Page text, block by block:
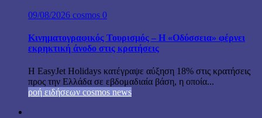
09/08/2026 cosmos 0
Κινηματογραφικός Τουρισμός – Η «Οδύσσεια» φέρνει
εκρηκτική άνοδο στις κρατήσεις
Η EasyJet Holidays κατέγραψε αύξηση 18% στις κρατήσεις
προς την Ελλάδα σε εβδομαδιαία βάση, η οποία...
ροή ειδήσεων cosmos news